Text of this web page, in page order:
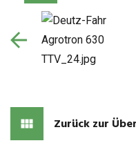
Zurück zur